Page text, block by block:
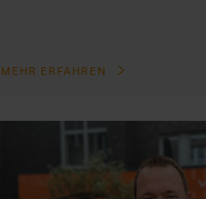
MEHR ERFAHREN